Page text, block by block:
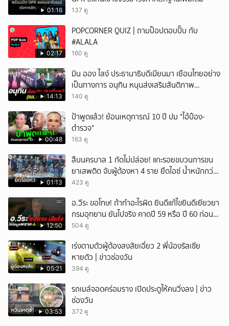
01:16 137 ดู
02:17
POPCORNER QUIZ | ถามป็อปตอบปั๊บ กับ
#ALALA
160 ดู
14:13
มิน ออง ไลง์ ประธานาธิบดีเมียนมา เยือนไทยอย่าง
เป็นทางการ อนุทิน หนุนส่งเสริมสันติภาพ
เสถียรภาพชายแดน
140 ดู
00:48
ป้าพูดแล้ว! ย้อนเหตุการณ์ 10 ปี ปม "ไอ้ป๋อง-
ตำรวจ"
163 ดู
01:13
สืบนครบาล 1 กัดไม่ปล่อย! แกะรอยขบวนการขน
ยาเสพติด จับผู้ต้องหา 4 ราย ยึดไอซ์ น้ำหนักกว่า
300 กก. ก่อนเข้ากลางกรุง
423 ดู
12:50
อ.วีระ ขอโทษ! ถ้าทำอะไรผิด ยินดีแก้ไขยินดีเยียวยา
กรมอุทยาน ยันไปจริง คาดปี 59 หรือ ปี 60 ก่อน
ปิดให้พัก
504 ดู
05:21
เร่งตามตัวผู้ต้องสงสัยเอี่ยว 2 พี่น้องรัสเซีย
หายตัว | ข่าวช่องวัน
394 ดู
03:53
รถเมล์จอดคร่อมราง เปิดประตูให้คนวิ่งลง | ข่าว
ช่องวัน
372 ดู
ยกเลิก